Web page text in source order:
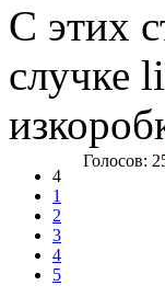
C этих
случке
4
1
2
3
4
5
Голосов: